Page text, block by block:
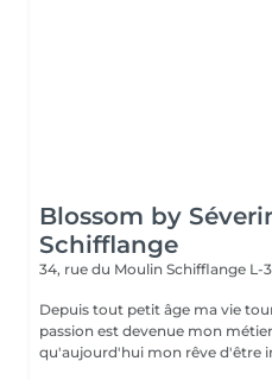
Blossom by
Schifflange
34, rue du Moulin Schifflange L-
Depuis tout petit âge ma vie
passion est devenue mon
qu'aujourd'hui mon rêve d'être